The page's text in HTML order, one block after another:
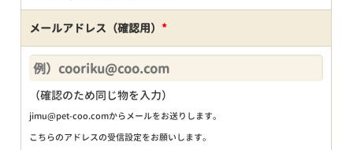
メールアドレス（確認用） *
（確認のため同じ物を入力）
jimu@pet-coo.comからメールをお送りします。
こちらのアドレスの受信設定をお願いします。